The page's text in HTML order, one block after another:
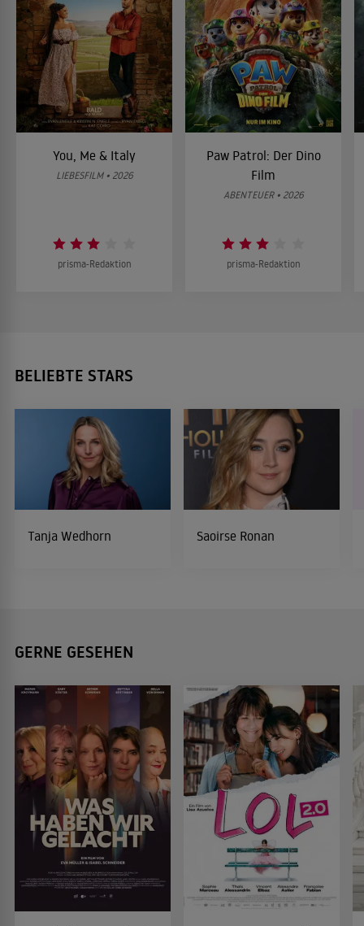
You, Me & Italy
LIEBESFILM • 2026
prisma-Redaktion
Paw Patrol: Der Dino
Film
ABENTEUER • 2026
prisma-Redaktion
BELIEBTE STARS
Tanja Wedhorn Saoirse Ronan
GERNE GESEHEN